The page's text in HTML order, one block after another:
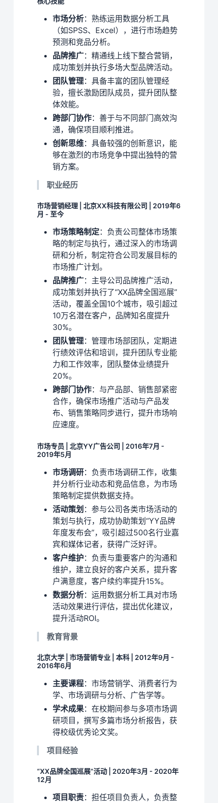
市场分析：熟练运用数据分析工具
（如SPSS、Excel），进行市场趋势
预测和竞品分析。
品牌推广：精通线上线下整合营销，
成功策划并执行多场大型品牌活动。
团队管理：具备丰富的团队管理经
验，擅长激励团队成员，提升团队整
体效能。
跨部门协作：善于与不同部门高效沟
通，确保项目顺利推进。
创新思维：具备较强的创新意识，能
够在激烈的市场竞争中提出独特的营
销方案。
职业经历
市场营销经理 | 北京XX科技有限公司 | 2019年6
月 - 至今
市场策略制定：负责公司整体市场策
略的制定与执行，通过深入的市场调
研和分析，制定符合公司发展目标的
市场推广计划。
品牌推广：主导公司品牌推广活动，
成功策划并执行了“XX品牌全国巡展”
活动，覆盖全国10个城市，吸引超过
10万名潜在客户，品牌知名度提升
30%。
团队管理：管理市场部团队，定期进
行绩效评估和培训，提升团队专业能
力和工作效率，团队整体业绩提升
20%。
跨部门协作：与产品部、销售部紧密
合作，确保市场推广活动与产品发
布、销售策略同步进行，提升市场响
应速度。
市场专员 | 北京YY广告公司 | 2016年7月 -
2019年5月
市场调研：负责市场调研工作，收集
并分析行业动态和竞品信息，为市场
策略制定提供数据支持。
活动策划 ：参与公司各类市场活动的
策划与执行，成功协助策划“YY品牌
年度发布会”，吸引超过500名行业嘉
宾和媒体记者，获得广泛好评。
客户维护：负责与重要客户的沟通和
维护，建立良好的客户关系，提升客
户满意度，客户续约率提升15%。
数据分析：运用数据分析工具对市场
活动效果进行评估，提出优化建议，
提升活动ROI。
教育背景
北京大学 | 市场营销专业 | 本科 | 2012年9月 -
2016年6月
主要课程：市场营销学、消费者行为
学、市场调研与分析、广告学等。
学术成果：在校期间参与多项市场调
研项目，撰写多篇市场分析报告，获
得校级优秀论文奖。
项目经验
“XX品牌全国巡展”活动 | 2020年3月 - 2020年
12月
项目职责：担任项目负责人，负责整